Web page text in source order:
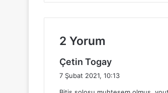
2 Yorum
Çetin Togay
7 Şubat 2021, 10:13